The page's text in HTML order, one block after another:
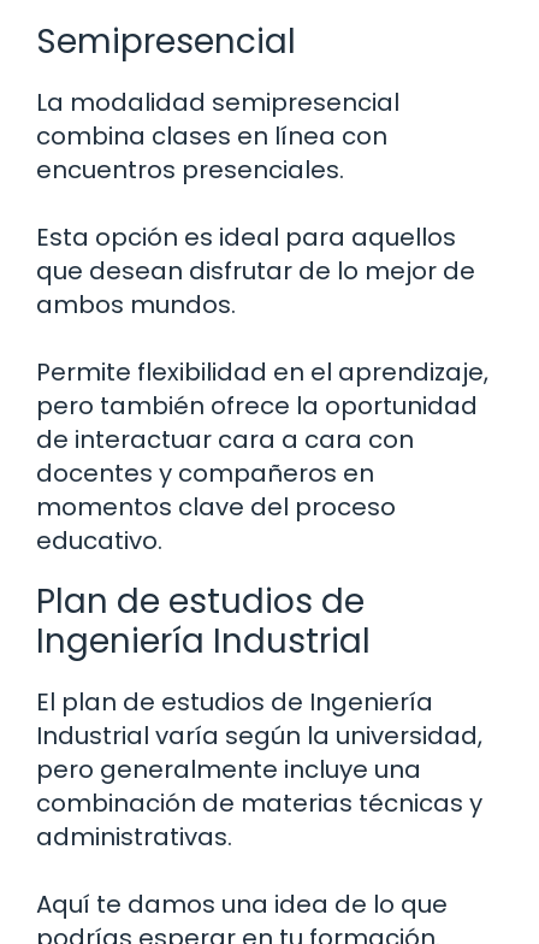
Semipresencial
La modalidad semipresencial
combina clases en línea con
encuentros presenciales.
Esta opción es ideal para aquellos
que desean disfrutar de lo mejor de
ambos mundos.
Permite flexibilidad en el aprendizaje,
pero también ofrece la oportunidad
de interactuar cara a cara con
docentes y compañeros en
momentos clave del proceso
educativo.
Plan de estudios de
Ingeniería Industrial
El plan de estudios de Ingeniería
Industrial varía según la universidad,
pero generalmente incluye una
combinación de materias técnicas y
administrativas.
Aquí te damos una idea de lo que